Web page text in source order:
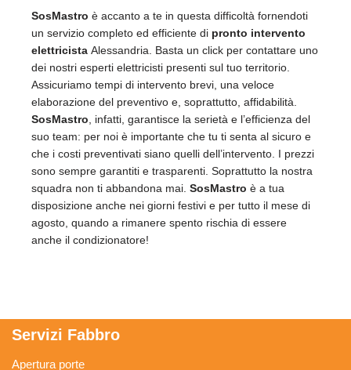
SosMastro è accanto a te in questa difficoltà fornendoti
un servizio completo ed efficiente di pronto intervento
elettricista Alessandria. Basta un click per contattare uno
dei nostri esperti elettricisti presenti sul tuo territorio.
Assicuriamo tempi di intervento brevi, una veloce
elaborazione del preventivo e, soprattutto, affidabilità.
SosMastro , infatti, garantisce la serietà e l’efficienza del
suo team: per noi è importante che tu ti senta al sicuro e
che i costi preventivati siano quelli dell’intervento. I prezzi
sono sempre garantiti e trasparenti. Soprattutto la nostra
squadra non ti abbandona mai. SosMastro è a tua
disposizione anche nei giorni festivi e per tutto il mese di
agosto, quando a rimanere spento rischia di essere
anche il condizionatore!
Servizi Fabbro
Apertura porte